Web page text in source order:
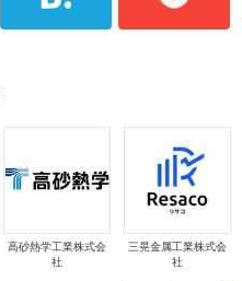
高砂熱学工業株式会
社
三晃金属工業株式会
社